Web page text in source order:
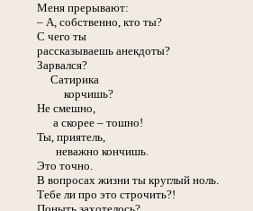
Меня прерывают:
– А, собственно, кто ты?
С чего ты
рассказываешь анекдоты?
Зарвался?
Сатирика
корчишь?
Не смешно,
а скорее – тошно!
Ты, приятель,
неважно кончишь.
Это точно.
В вопросах жизни ты круглый ноль.
Тебе ли про это строчить?!